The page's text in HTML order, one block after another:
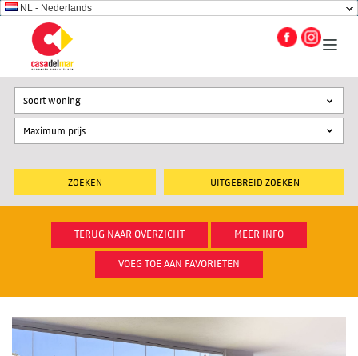
NL - Nederlands
UITGEBREID ZOEKEN
Soort woning
TERUG NAAR OVERZICHT MEER INFO
VOEG TOE AAN FAVORIETEN